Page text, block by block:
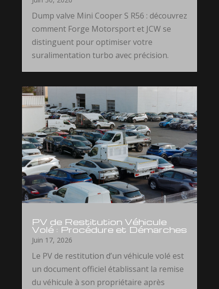
Dump valve Mini Cooper S R56 : découvrez
comment Forge Motorsport et JCW se
distinguent pour optimiser votre
suralimentation turbo avec précision.
PV de Restitution Véhicule
Volé : Procédure et Démarches
Juin 17, 2026
Le PV de restitution d’un véhicule volé est
un document officiel établissant la remise
du véhicule à son propriétaire après